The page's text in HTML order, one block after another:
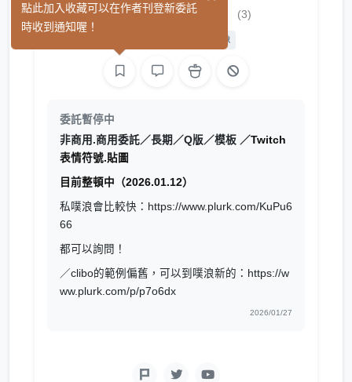
ㄚ存KuPu＝△ (3)
影像
委託暫停中
非商用.商用委託／長期／Q版／模板 ／Twitch
表情符號.貼圖
目前整頓中（2026.01.12）
私噗浪會比較快：https://www.plurk.com/KuPu6
66
都可以詢問！
／clibo的範例偏舊，可以到噗浪新的：https://w
ww.plurk.com/p/p7o6dx
2026/01/27
點此加入收藏可以在作者刊登新委託
時收到通知喔！